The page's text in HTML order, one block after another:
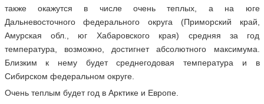
также окажутся в числе очень теплых, а на юге
Дальневосточного федерального округа (Приморский край,
Амурская обл., юг Хабаровского края) средняя за год
температура, возможно, достигнет абсолютного максимума.
Близким к нему будет среднегодовая температура и в
Сибирском федеральном округе.
Очень теплым будет год в Арктике и Европе.